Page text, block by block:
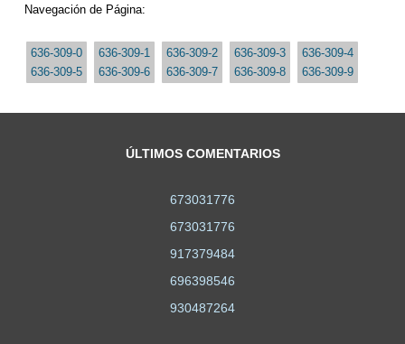
Navegación de Página:
636-309-0 636-309-1 636-309-2 636-309-3
636-309-4
636-309-5
636-309-6 636-309-7 636-309-8 636-309-9
ÚLTIMOS COMENTARIOS
673031776
673031776
917379484
696398546
930487264